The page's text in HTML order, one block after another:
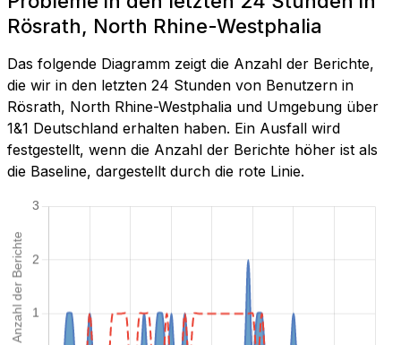
Rösrath, North Rhine-Westphalia
Das folgende Diagramm zeigt die Anzahl der Berichte,
die wir in den letzten 24 Stunden von Benutzern in
Rösrath, North Rhine-Westphalia und Umgebung über
1&1 Deutschland erhalten haben. Ein Ausfall wird
festgestellt, wenn die Anzahl der Berichte höher ist als
die Baseline, dargestellt durch die rote Linie.